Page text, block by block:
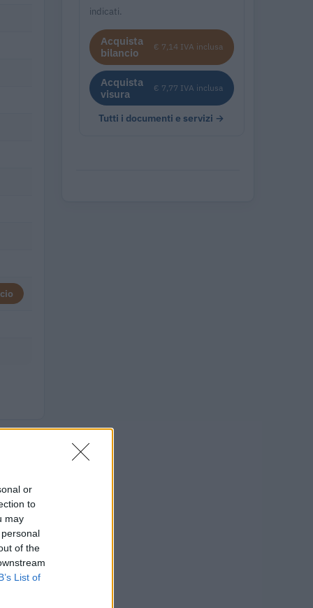
or
to
may
of the
List of
14
indicati.
Acquista
bilancio
€ 7,14 IVA inclusa
Acquista
visura
€ 7,77 IVA inclusa
Tutti i documenti e servizi →